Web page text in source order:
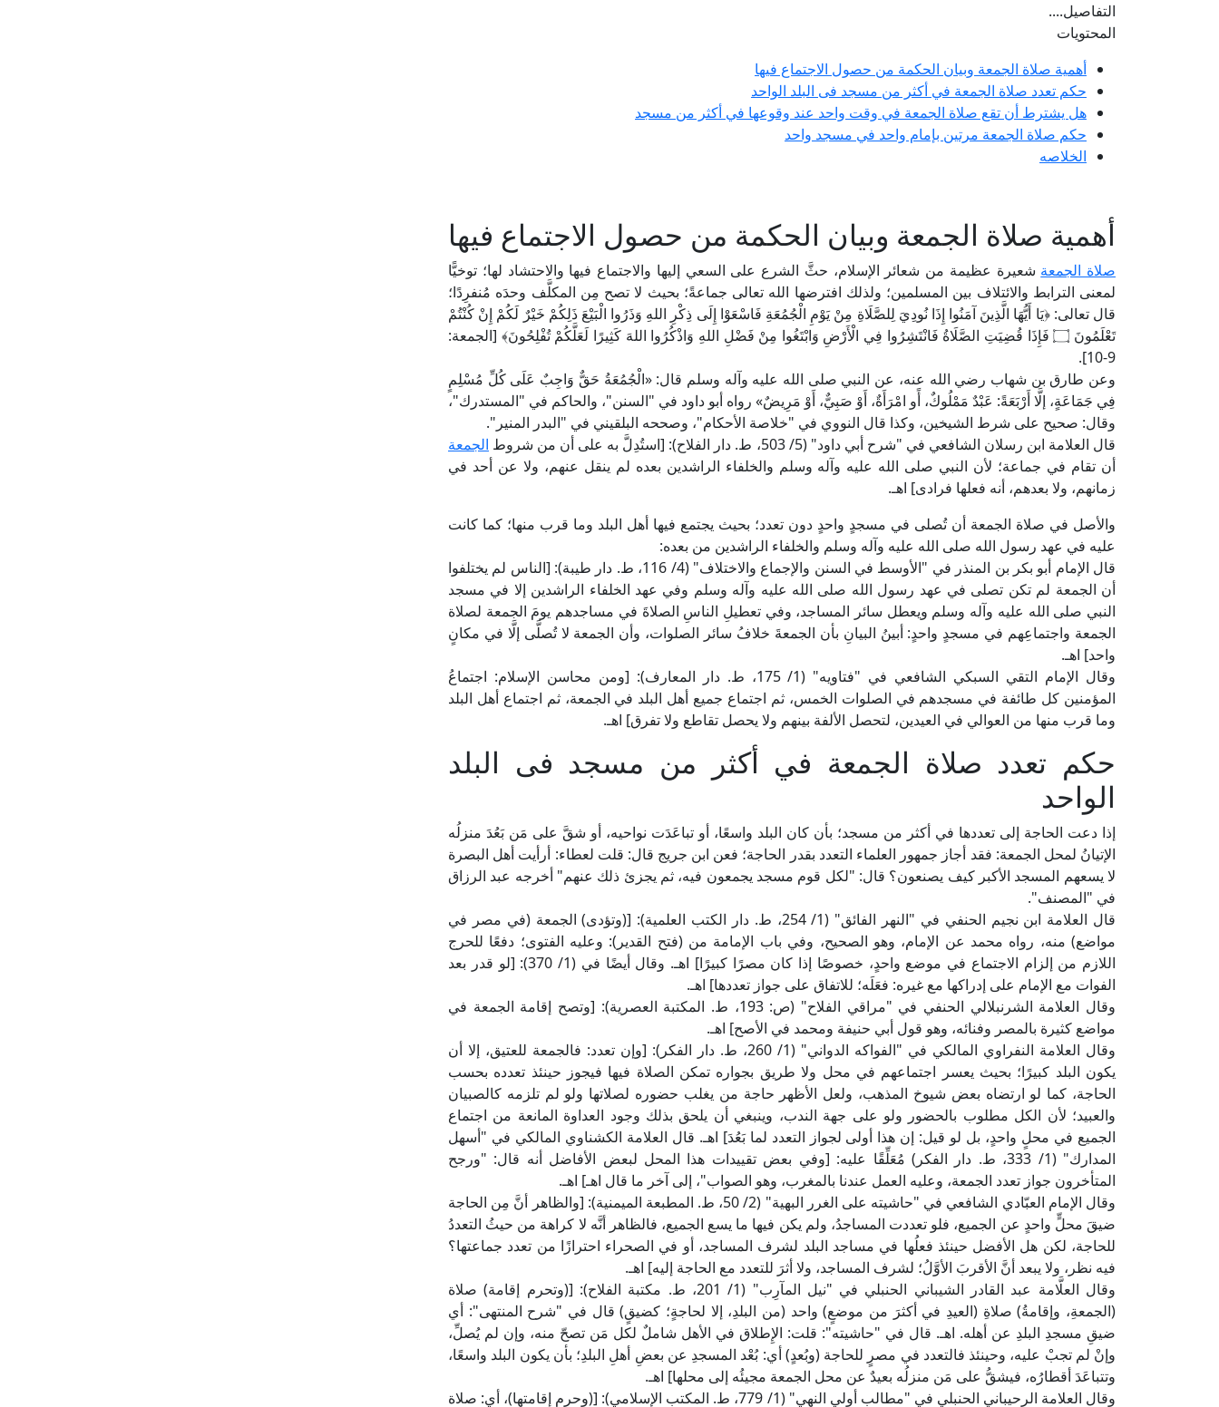
التفاصيل....
المحتويات
أهمية صلاة الجمعة وبيان الحكمة من حصول الاجتماع فيها
حكم تعدد صلاة الجمعة في أكثر من مسجد فى البلد الواحد
هل يشترط أن تقع صلاة الجمعة في وقت واحد عند وقوعها في أكثر من مسجد
حكم صلاة الجمعة مرتين بإمام واحد في مسجد واحد
الخلاصه
أهمية صلاة الجمعة وبيان الحكمة من حصول الاجتماع فيها
صلاة الجمعة شعيرة عظيمة من شعائر الإسلام، حثَّ الشرع على السعي إليها والاجتماع فيها والاحتشاد لها؛ توخيًّا
لمعنى الترابط والائتلاف بين المسلمين؛ ولذلك افترضها الله تعالى جماعةً؛ بحيث لا تصح مِن المكلَّف وحدَه مُنفرِدًا؛
قال تعالى: ﴿يَا أَيُّهَا الَّذِينَ آمَنُوا إِذَا نُودِيَ لِلصَّلَاةِ مِنْ يَوْمِ الْجُمُعَةِ فَاسْعَوْا إِلَى ذِكْرِ اللهِ وَذَرُوا الْبَيْعَ ذَلِكُمْ خَيْرٌ لَكُمْ إِنْ كُنْتُمْ
تَعْلَمُونَ ۝ فَإِذَا قُضِيَتِ الصَّلَاةُ فَانْتَشِرُوا فِي الْأَرْضِ وَابْتَغُوا مِنْ فَضْلِ اللهِ وَاذْكُرُوا اللهَ كَثِيرًا لَعَلَّكُمْ تُفْلِحُونَ﴾ [الجمعة:
9-10].
وعن طارق بن شهاب رضي الله عنه، عن النبي صلى الله عليه وآله وسلم قال: «الْجُمُعَةُ حَقٌّ وَاجِبٌ عَلَى كُلِّ مُسْلِمٍ
فِي جَمَاعَةٍ، إلَّا أَرْبَعَةً: عَبْدٌ مَمْلُوكٌ، أًو امْرَأَةٌ، أَوْ صَبِيٌّ، أَوْ مَرِيضٌ» رواه أبو داود في "السنن"، والحاكم في "المستدرك"،
وقال: صحيح على شرط الشيخين، وكذا قال النووي في "خلاصة الأحكام"، وصححه البلقيني في "البدر المنير".
قال العلامة ابن رسلان الشافعي في "شرح أبي داود" (5/ 503، ط. دار الفلاح): [استُدِلَّ به على أن من شروط
الجمعة
أن تقام في جماعة؛ لأن النبي صلى الله عليه وآله وسلم والخلفاء الراشدين بعده لم ينقل عنهم، ولا عن أحد في
زمانهم، ولا بعدهم، أنه فعلها فرادى] اهـ.
والأصل في صلاة الجمعة أن تُصلى في مسجدٍ واحدٍ دون تعدد؛ بحيث يجتمع فيها أهل البلد وما قرب منها؛ كما كانت
عليه في عهد رسول الله صلى الله عليه وآله وسلم والخلفاء الراشدين من بعده:
قال الإمام أبو بكر بن المنذر في "الأوسط في السنن والإجماع والاختلاف" (4/ 116، ط. دار طيبة): [الناس لم يختلفوا
أن الجمعة لم تكن تصلى في عهد رسول الله صلى الله عليه وآله وسلم وفي عهد الخلفاء الراشدين إلا في مسجد
النبي صلى الله عليه وآله وسلم ويعطل سائر المساجد، وفي تعطيلِ الناسِ الصلاةَ في مساجدهم يومَ الجمعة لصلاة
الجمعة واجتماعِهم في مسجدٍ واحدٍ: أبينُ البيانِ بأن الجمعةَ خلافُ سائر الصلوات، وأن الجمعة لا تُصلَّى إلَّا في مكانٍ
واحد] اهـ.
وقال الإمام التقي السبكي الشافعي في "فتاويه" (1/ 175، ط. دار المعارف): [ومن محاسن الإسلام: اجتماعُ
المؤمنين كل طائفة في مسجدهم في الصلوات الخمس، ثم اجتماع جميع أهل البلد في الجمعة، ثم اجتماع أهل البلد
وما قرب منها من العوالي في العيدين، لتحصل الألفة بينهم ولا يحصل تقاطع ولا تفرق] اهـ.
حكم تعدد صلاة الجمعة في أكثر من مسجد فى البلد
الواحد
إذا دعت الحاجة إلى تعددها في أكثر من مسجد؛ بأن كان البلد واسعًا، أو تباعَدَت نواحيه، أو شقَّ على مَن بَعُدَ منزلُه
الإتيانُ لمحل الجمعة: فقد أجاز جمهور العلماء التعدد بقدر الحاجة؛ فعن ابن جريج قال: قلت لعطاء: أرأيت أهل البصرة
لا يسعهم المسجد الأكبر كيف يصنعون؟ قال: "لكل قوم مسجد يجمعون فيه، ثم يجزئ ذلك عنهم" أخرجه عبد الرزاق
في "المصنف".
قال العلامة ابن نجيم الحنفي في "النهر الفائق" (1/ 254، ط. دار الكتب العلمية): [(وتؤدى) الجمعة (في مصر في
مواضع) منه، رواه محمد عن الإمام، وهو الصحيح، وفي باب الإمامة من (فتح القدير): وعليه الفتوى؛ دفعًا للحرج
اللازم من إلزام الاجتماع في موضع واحدٍ، خصوصًا إذا كان مصرًا كبيرًا] اهـ. وقال أيضًا في (1/ 370): [لو قدر بعد
الفوات مع الإمام على إدراكها مع غيره: فعَلَه؛ للاتفاق على جواز تعددها] اهـ.
وقال العلامة الشرنبلالي الحنفي في "مراقي الفلاح" (ص: 193، ط. المكتبة العصرية): [وتصح إقامة الجمعة في
مواضع كثيرة بالمصر وفنائه، وهو قول أبي حنيفة ومحمد في الأصح] اهـ.
وقال العلامة النفراوي المالكي في "الفواكه الدواني" (1/ 260، ط. دار الفكر): [وإن تعدد: فالجمعة للعتيق، إلا أن
يكون البلد كبيرًا؛ بحيث يعسر اجتماعهم في محل ولا طريق بجواره تمكن الصلاة فيها فيجوز حينئذ تعدده بحسب
الحاجة، كما لو ارتضاه بعض شيوخ المذهب، ولعل الأظهر حاجة من يغلب حضوره لصلاتها ولو لم تلزمه كالصبيان
والعبيد؛ لأن الكل مطلوب بالحضور ولو على جهة الندب، وينبغي أن يلحق بذلك وجود العداوة المانعة من اجتماع
الجميع في محلٍ واحدٍ، بل لو قيل: إن هذا أولى لجواز التعدد لما بَعُدَ] اهـ. قال العلامة الكشناوي المالكي في "أسهل
المدارك" (1/ 333، ط. دار الفكر) مُعَلِّقًا عليه: [وفي بعض تقييدات هذا المحل لبعض الأفاضل أنه قال: "ورجح
المتأخرون جواز تعدد الجمعة، وعليه العمل عندنا بالمغرب، وهو الصواب"، إلى آخر ما قال اهـ] اهـ.
وقال الإمام العبّادي الشافعي في "حاشيته على الغرر البهية" (2/ 50، ط. المطبعة الميمنية): [والظاهر أنَّ مِن الحاجة
ضيقَ محلٍّ واحدٍ عن الجميع، فلو تعددت المساجدُ، ولم يكن فيها ما يسع الجميع، فالظاهر أنَّه لا كراهة من حيثُ التعددُ
للحاجة، لكن هل الأفضل حينئذ فعلُها في مساجد البلد لشرف المساجد، أو في الصحراء احترازًا من تعدد جماعتها؟
فيه نظر، ولا يبعد أنَّ الأقربَ الأوَّلُ؛ لشرف المساجد، ولا أثرَ للتعدد مع الحاجة إليه] اهـ.
وقال العلَّامة عبد القادر الشيباني الحنبلي في "نيل المآرِب" (1/ 201، ط. مكتبة الفلاح): [(وتحرم إقامة) صلاة
(الجمعةِ، وإقامةُ) صلاةِ (العيدِ في أكثرَ من موضعٍ) واحد (من البلدِ، إلا لحاجةٍ؛ كضيقٍ) قال في "شرح المنتهى": أي
ضيقِ مسجدِ البلدِ عن أهله. اهـ. قال في "حاشيته": قلت: الإِطلاق في الأهل شاملٌ لكل مَن تصحّ منه، وإن لم يُصلِّ،
وإنْ لم تجبْ عليه، وحينئذ فالتعدد في مصرٍ للحاجة (وبُعدٍ) أي: بُعْد المسجدِ عن بعضِ أهلِ البلدِ؛ بأن يكون البلد واسعًا،
وتتباعَدَ أقطارُه، فيشقُّ على مَن منزلُه بعيدٌ عن محل الجمعة مجيئُه إلى محلها] اهـ.
وقال العلامة الرحيباني الحنبلي في "مطالب أولي النهي" (1/ 779، ط. المكتب الإسلامي): [(وحرم إقامتها)، أي: صلاة